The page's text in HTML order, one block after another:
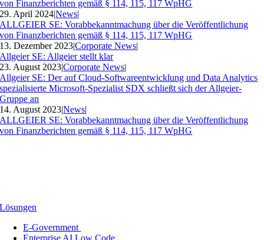
von Finanzberichten gemäß § 114, 115, 117 WpHG
29. April 2024|News|
ALLGEIER SE: Vorabbekanntmachung über die Veröffentlichung
von Finanzberichten gemäß § 114, 115, 117 WpHG
13. Dezember 2023|Corporate News|
Allgeier SE: Allgeier stellt klar
23. August 2023|Corporate News|
Allgeier SE: Der auf Cloud-Softwareentwicklung und Data Analytics
spezialisierte Microsoft-Spezialist SDX schließt sich der Allgeier-
Gruppe an
14. August 2023|News|
ALLGEIER SE: Vorabbekanntmachung über die Veröffentlichung
von Finanzberichten gemäß § 114, 115, 117 WpHG
Lösungen
E-Government
Enterprise AI Low Code